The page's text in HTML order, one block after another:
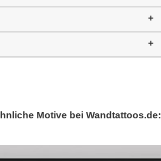
Motive bei Wandtattoos.de: